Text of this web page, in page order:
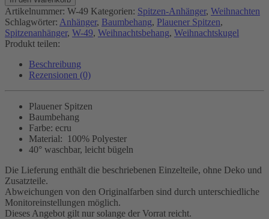
"Weihnachtskugel"
Menge
Artikelnummer: W-49 Kategorien: Spitzen-Anhänger, Weihnachten
Schlagwörter: Anhänger, Baumbehang, Plauener Spitzen,
Spitzenanhänger, W-49, Weihnachtsbehang, Weihnachtskugel
Produkt teilen:
Beschreibung
Rezensionen (0)
Plauener Spitzen
Baumbehang
Farbe: ecru
Material: 100% Polyester
40° waschbar, leicht bügeln
Die Lieferung enthält die beschriebenen Einzelteile, ohne Deko und
Zusatzteile.
Abweichungen von den Originalfarben sind durch unterschiedliche
Monitoreinstellungen möglich.
Dieses Angebot gilt nur solange der Vorrat reicht.